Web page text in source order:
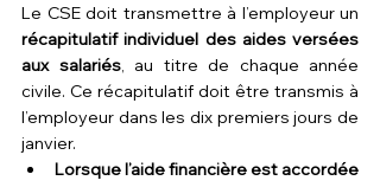
Le CSE doit transmettre à l’employeur un
récapitulatif individuel des aides versées
aux salariés, au titre de chaque année
civile. Ce récapitulatif doit être transmis à
l’employeur dans les dix premiers jours de
janvier.
Lorsque l’aide financière est accordée